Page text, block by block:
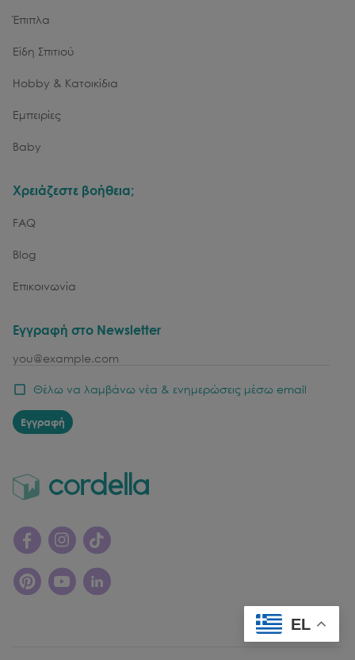
Έπιπλα
Είδη Σπιτιού
Hobby & Κατοικίδια
Εμπειρίες
Baby
Χρειάζεστε βοήθεια;
FAQ
Blog
Επικοινωνία
Εγγραφή στο Newsletter
email
Θέλω να λαμβάνω νέα & ενημερώσεις μέσω email
Εγγραφή
EL